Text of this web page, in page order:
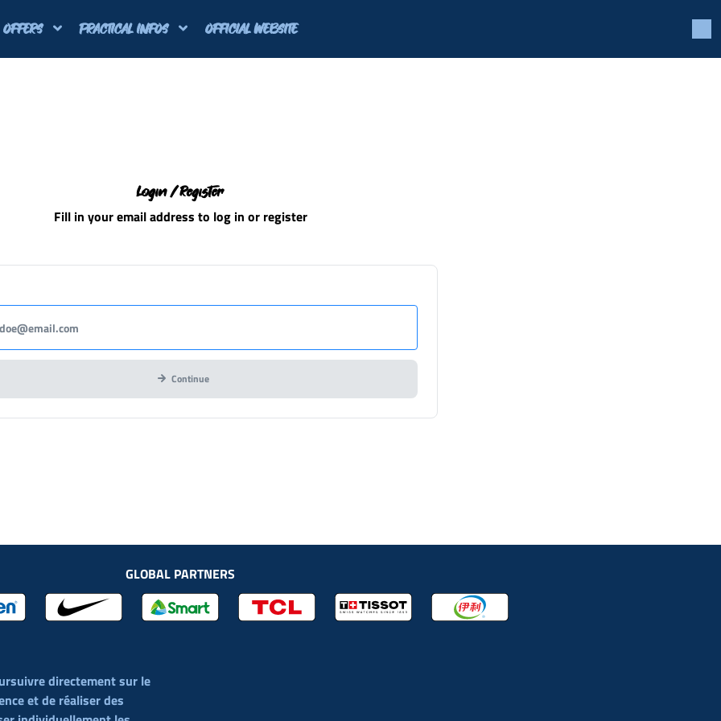
OFFERS PRACTICAL INFOS OFFICIAL WEBSITE
Login / Register
Fill in your email address to log in or register
Continue
directement sur le
et de réaliser des
GLOBAL PARTNERS